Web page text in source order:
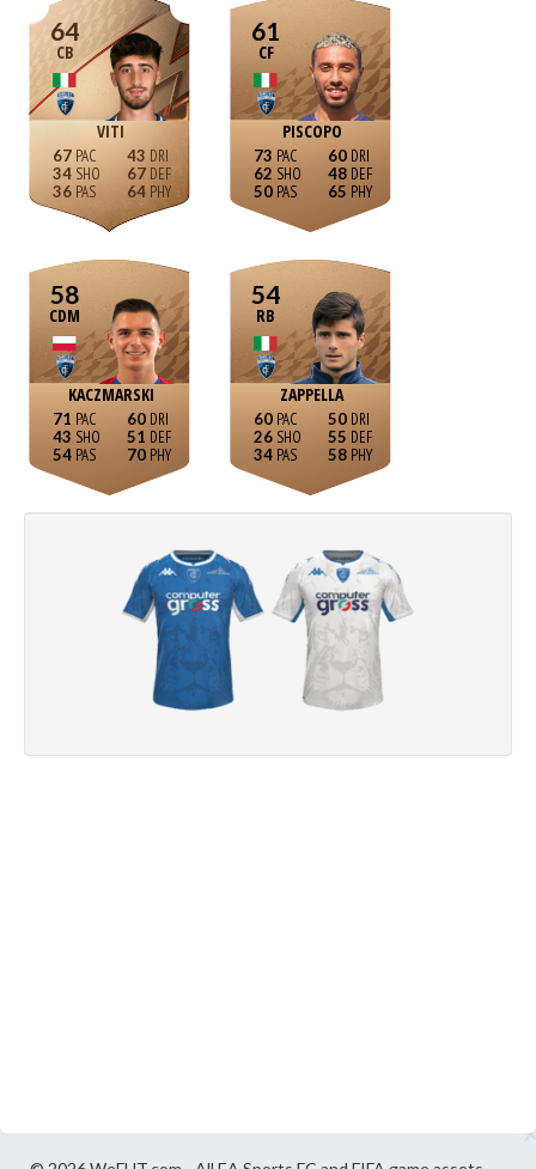
64
CB
VITI
67
34
36
43
67
64
61
CF
PISCOPO
73
62
50
60
48
65
58
CDM
KACZMARSKI
71
43
54
60
51
70
54
RB
ZAPPELLA
60
26
34
50
55
58